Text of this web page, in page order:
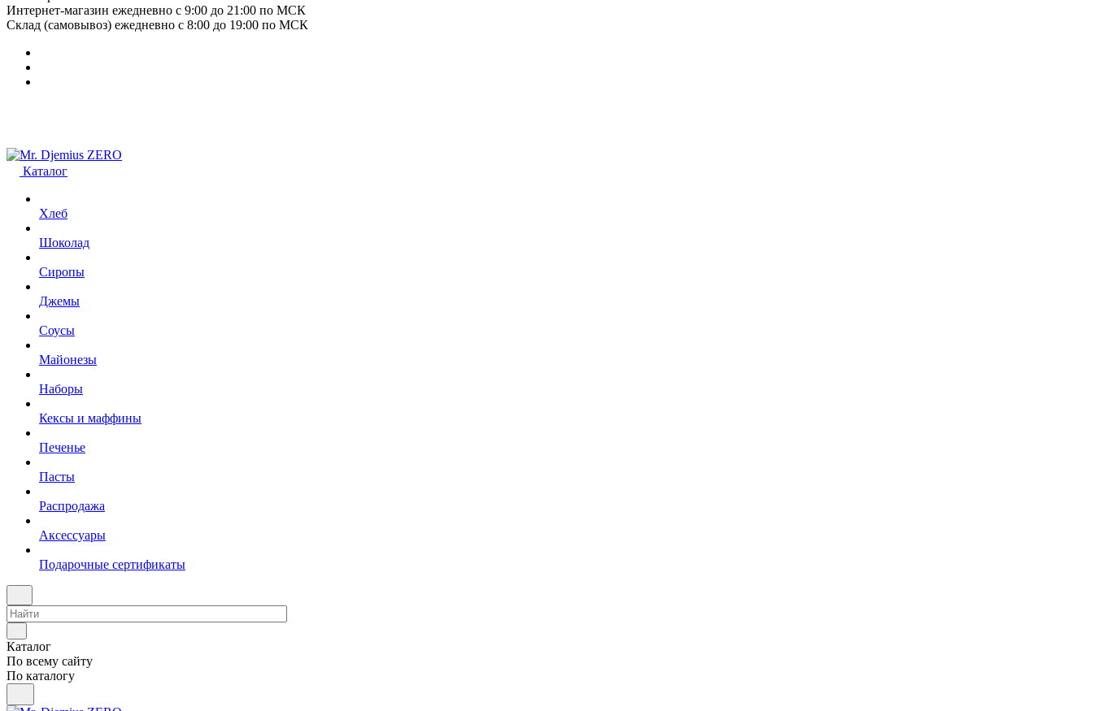
Интернет-магазин ежедневно с 9:00 до 21:00 по МСК
Склад (самовывоз) ежедневно с 8:00 до 19:00 по МСК
Каталог
Хлеб
Шоколад
Сиропы
Джемы
Соусы
Майонезы
Наборы
Кексы и маффины
Печенье
Пасты
Распродажа
Аксессуары
Подарочные сертификаты
Каталог
По всему сайту
По каталогу